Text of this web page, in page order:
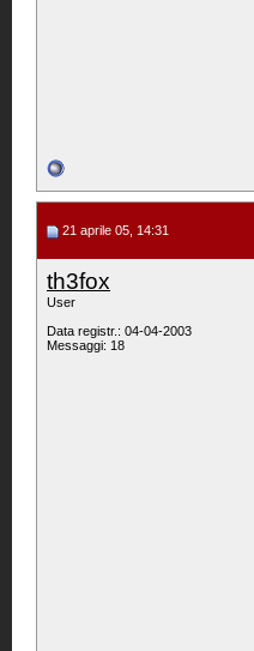
21 aprile 05, 14:31
th3fox
User
Data registr.: 04-04-2003
Messaggi: 18